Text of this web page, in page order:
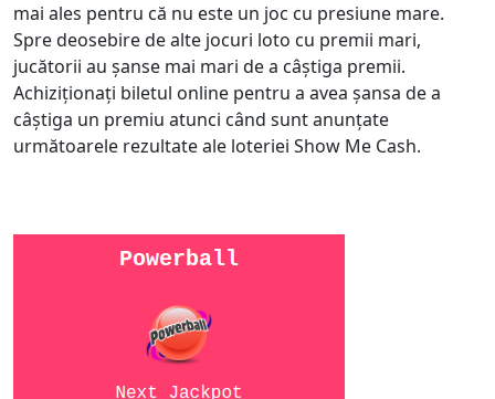
mai ales pentru că nu este un joc cu presiune mare.
Spre deosebire de alte jocuri loto cu premii mari,
jucătorii au șanse mai mari de a câștiga premii.
Achiziționați biletul online pentru a avea șansa de a
câștiga un premiu atunci când sunt anunțate
următoarele rezultate ale loteriei Show Me Cash.